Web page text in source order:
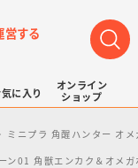
営する
に入り
オンライン
ショップ
ミニプラ 角醒ハンター オ
ン01 角獣エンカク＆オメ